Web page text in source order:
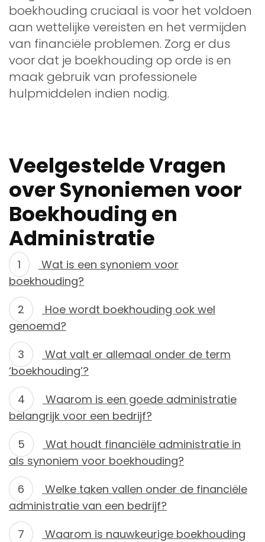
boekhouding cruciaal is voor het voldoen
aan wettelijke vereisten en het vermijden
van financiële problemen. Zorg er dus
voor dat je boekhouding op orde is en
maak gebruik van professionele
hulpmiddelen indien nodig.
Veelgestelde Vragen
over Synoniemen voor
Boekhouding en
Administratie
Wat is een synoniem voor
boekhouding?
Hoe wordt boekhouding ook wel
genoemd?
Wat valt er allemaal onder de term
‘boekhouding’?
Waarom is een goede administratie
belangrijk voor een bedrijf?
Wat houdt financiële administratie in
als synoniem voor boekhouding?
Welke taken vallen onder de financiële
administratie van een bedrijf?
Waarom is nauwkeurige boekhouding